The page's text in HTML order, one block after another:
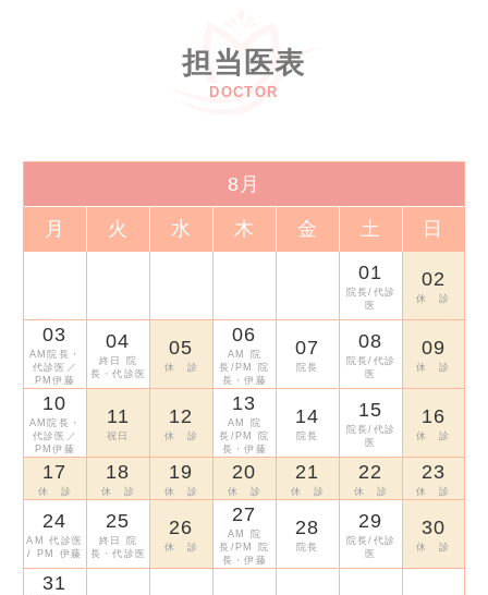
担当医表
DOCTOR
8月
月 火 水 木 金 土
日
01
院長/代診
医
02
休 診
03
AM院長・
代診医／
PM伊藤
04
終日 院
長・代診医
05
休 診
06
AM 院
長/PM 院
長・伊藤
07
院長
08
院長/代診
医
09
休 診
10
AM院長・
代診医／
PM伊藤
11
祝日
12
休 診
13
AM 院
長/PM 院
長・伊藤
14
院長
15
院長/代診
医
16
休 診
17
休 診
18
休 診
19
休 診
20
休 診
21
休 診
22
休 診
23
休 診
24
AM 代診医
/ PM 伊藤
25
終日 院
長・代診医
26
休 診
27
AM 院
長/PM 院
長・伊藤
28
院長
29
院長/代診
医
30
休 診
31